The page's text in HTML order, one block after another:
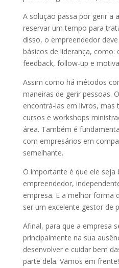
A solução passa por gerir a
reservar um tempo para
disso, o empreendedor
básicos de liderança, como:
feedback, follow-up e
Assim como há métodos
maneiras de gerir pessoas.
encontrá-las em livros, mas
cursos e workshops
área. Também é
com empresários em
semelhante.
O importante é que ele seja
empreendedor,
empresa. E a melhor forma
ser um excelente gestor de
Afinal, para que a empresa
principalmente na sua
desenvolver e cuidar bem
parte dela. Vamos em frente!